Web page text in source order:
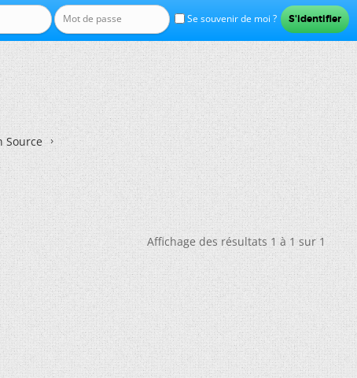
Se souvenir de moi ?
Source
Affichage des résultats 1 à 1 sur 1